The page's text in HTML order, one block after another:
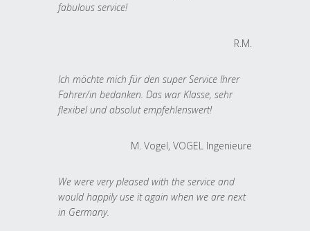
fabulous service!
R.M.
Ich möchte mich für den super Service Ihrer
Fahrer/in bedanken. Das war Klasse, sehr
flexibel und absolut empfehlenswert!
M. Vogel, VOGEL Ingenieure
We were very pleased with the service and
would happily use it again when we are next
in Germany.